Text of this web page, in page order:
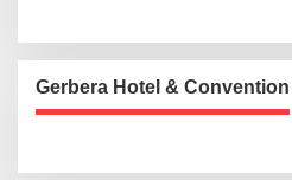
Gerbera Hotel & Convention